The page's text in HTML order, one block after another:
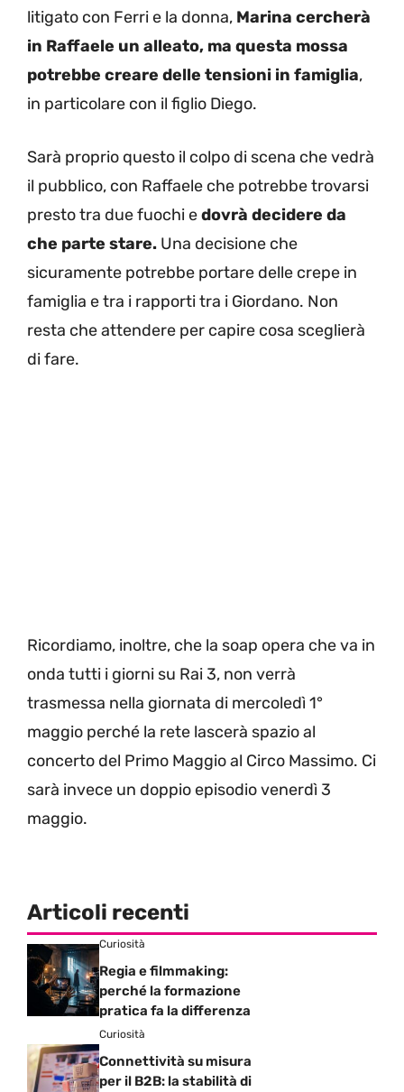
litigato con Ferri e la donna, Marina cercherà
in Raffaele un alleato, ma questa mossa
potrebbe creare delle tensioni in famiglia,
in particolare con il figlio Diego.
Sarà proprio questo il colpo di scena che vedrà
il pubblico, con Raffaele che potrebbe trovarsi
presto tra due fuochi edovrà decidere da
che parte stare. Una decisione che
sicuramente potrebbe portare delle crepe in
famiglia e tra i rapporti tra i Giordano. Non
resta che attendere per capire cosa sceglierà
di fare.
Ricordiamo, inoltre, che la soap opera che va in
onda tutti i giorni su Rai 3, non verrà
trasmessa nella giornata di mercoledì 1°
maggio perché la rete lascerà spazio al
concerto del Primo Maggio al Circo Massimo. Ci
sarà invece un doppio episodio venerdì 3
maggio.
Articoli recenti
Curiosità
Regia e filmmaking:
perché la formazione
pratica fa la differenza
Curiosità
Connettività su misura
per il B2B: la stabilità di